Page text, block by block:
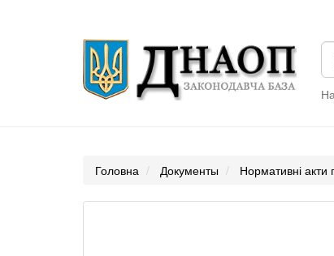
Головна Документы Нормативні акти